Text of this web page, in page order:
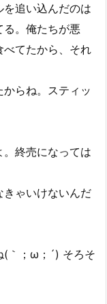
追い込んだのは
る。俺たちが悪
べてたから、それ
らね。スティッ
終売になっては
きゃいけないんだ
(｀；ω；´) そろそ